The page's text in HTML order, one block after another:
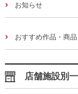
お知らせ
おすすめ作品・商品
店舗施設別